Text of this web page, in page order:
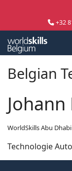
+32
Belgian
Johann
WorldSkills Abu
Technologie